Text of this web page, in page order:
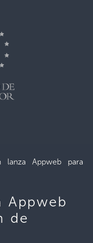
lanza Appweb para
Appweb
de